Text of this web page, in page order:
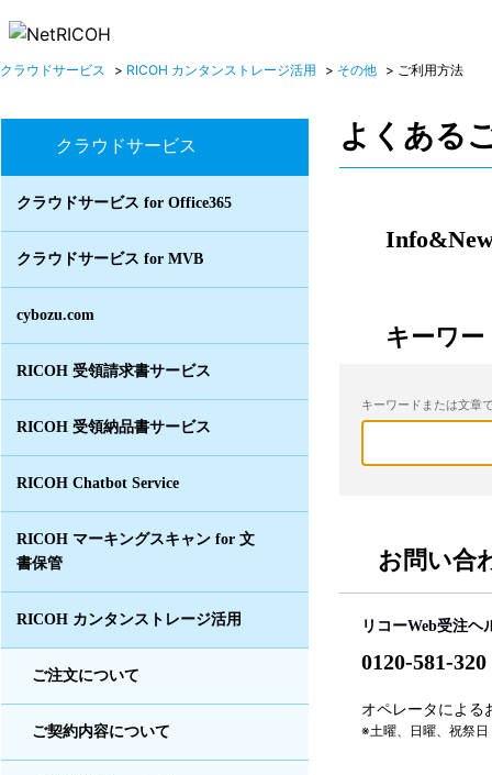
クラウドサービス > RICOH カンタンストレージ活用 > その他 > ご利用方法
クラウドサービス
クラウドサービス for Office365
クラウドサービス for MVB
cybozu.com
RICOH 受領請求書サービス
RICOH 受領納品書サービス
RICOH Chatbot Service
RICOH マーキングスキャン for 文
書保管
RICOH カンタンストレージ活用
ご注文について
ご契約内容について
よくある
キーワー
キーワードまたは文章
お問い合
リコーWeb受注ヘ
0120-581-320
オペレータによ
※土曜、日曜、祝祭